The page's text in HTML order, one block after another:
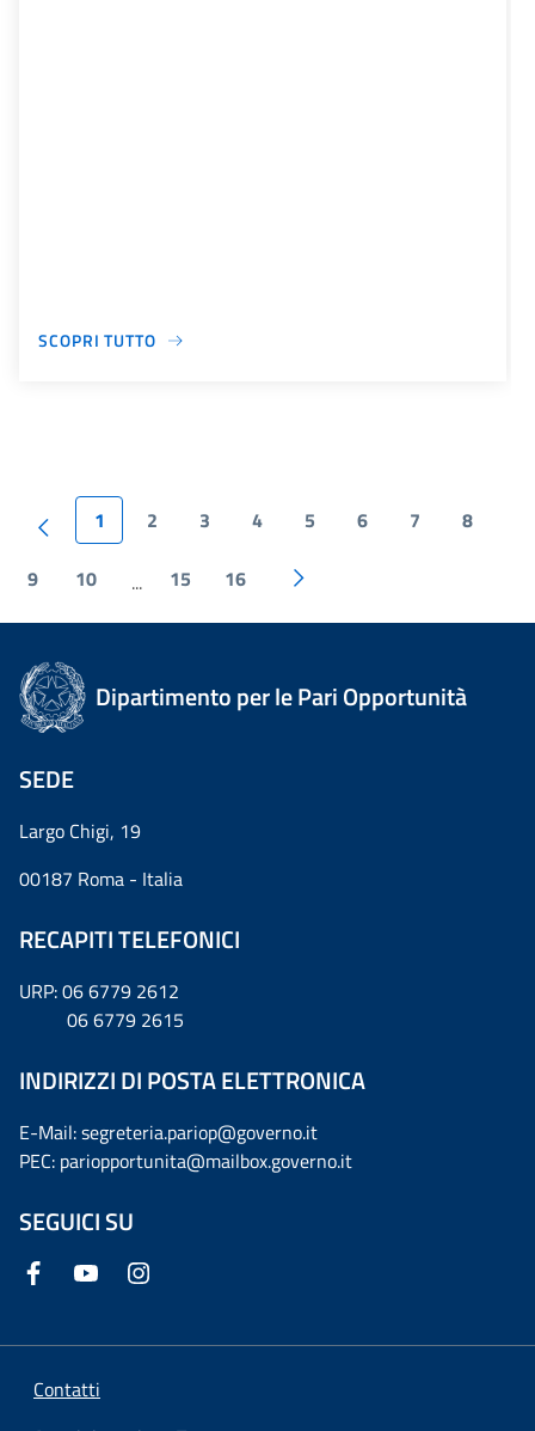
SCOPRI TUTTO
1 2 3 4 5 6 7 8
9 10 ... 15 16
Dipartimento per le Pari Opportunità
SEDE
Largo Chigi, 19
00187 Roma - Italia
RECAPITI TELEFONICI
URP: 06 6779 2612
06 6779 2615
INDIRIZZI DI POSTA ELETTRONICA
E-Mail: segreteria.pariop@governo.it
PEC: pariopportunita@mailbox.governo.it
SEGUICI SU
Contatti